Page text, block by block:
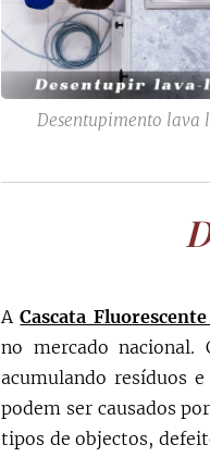
Desentupimento lava
ACascata
no mercado
acumulando resíduos e
podem ser causados
tipos de objectos,